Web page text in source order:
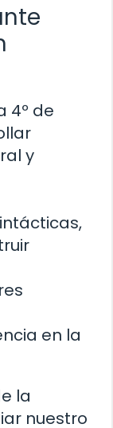
4º de
y
en la
la
nuestro